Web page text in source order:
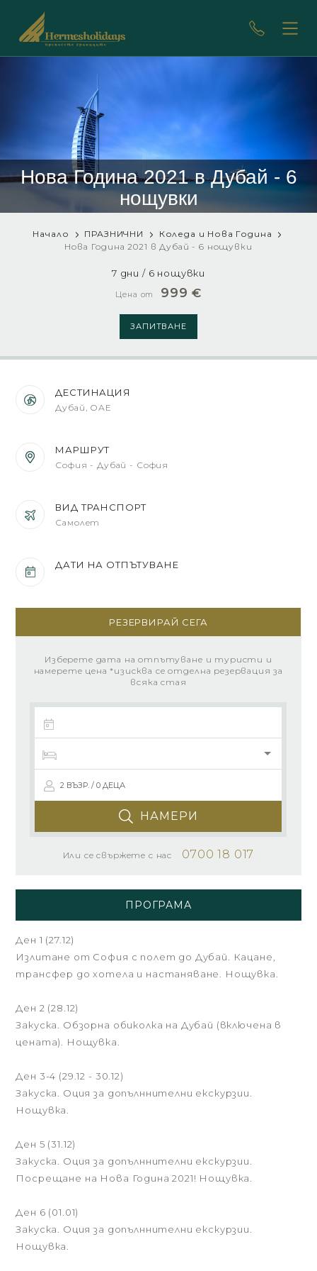
Нова Година 2021 в Дубай - 6
нощувки
Начало ПРАЗНИЧНИ
Коледа и Нова Година
Нова Година 2021 в Дубай - 6 нощувки
7 дни / 6 нощувки
Цена от 999 €
ЗАПИТВАНЕ
ДЕСТИНАЦИЯ
Дубай, ОАЕ
МАРШРУТ
София - Дубай - София
ВИД ТРАНСПОРТ
Самолет
ДАТИ НА ОТПЪТУВАНЕ
РЕЗЕРВИРАЙ СЕГА
Изберете дата на отпътуване и туристи и
намерете цена *изисква се отделна резервация за
всяка стая
2 ВЪЗР. / 0 ДЕЦА
НАМЕРИ
Или се свържете с нас 0700 18 017
ПРОГРАМА
Ден 1 (27.12)
Излитане от София с полет до Дубай. Кацане,
трансфер до хотeла и настаняване. Нощувка.
Ден 2 (28.12)
Закуска. Обзорна обиколка на Дубай (включена в
цената). Нощувка.
Ден 3-4 (29.12 - 30.12)
Закуска. Оция за допълннителни екскурзии.
Нощувка.
Ден 5 (31.12)
Закуска. Оция за допълннителни екскурзии.
Посрещане на Нова Година 2021! Нощувка.
Ден 6 (01.01)
Закуска. Оция за допълннителни екскурзии.
Нощувка.